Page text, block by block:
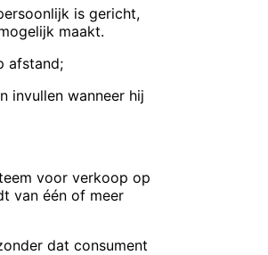
is gericht,
maakt.
afstand;
invullen wanneer hij
voor verkoop op
van één of meer
dat consument